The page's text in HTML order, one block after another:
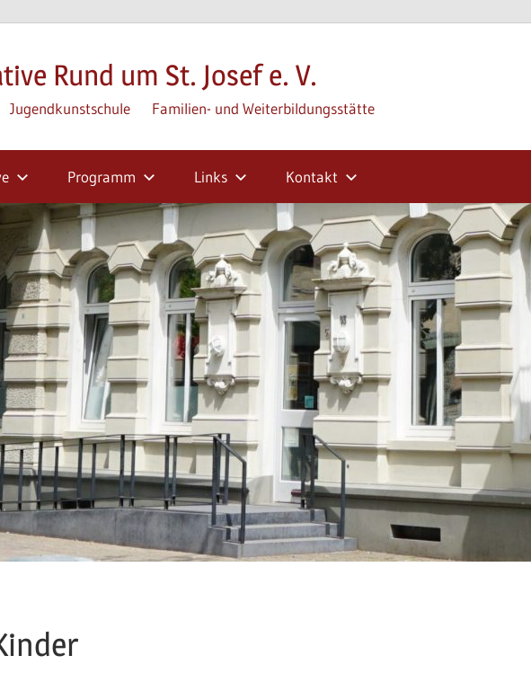
Rund um St. Josef e. V.
Jugendkunstschule Familien- und Weiterbildungsstätte
Programm Links Kontakt